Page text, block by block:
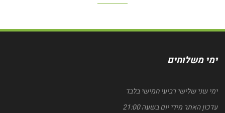
ימי משלוחים
ימי שני שלישי רביעי חמישי בלבד
עדכון האתר מידי יום בשעה 21:00